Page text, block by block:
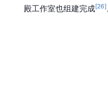
殿工作室也组建完成[26]